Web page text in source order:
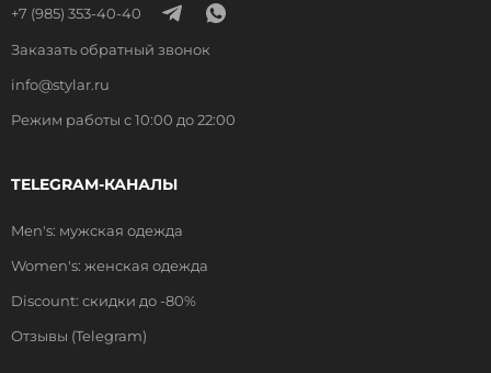
+7 (985) 353-40-40
Заказать обратный звонок
info@stylar.ru
Режим работы с 10:00 до 22:00
TELEGRAM-КАНАЛЫ
Men's: мужская одежда
Women's: женская одежда
Discount: скидки до -80%
Отзывы (Telegram)